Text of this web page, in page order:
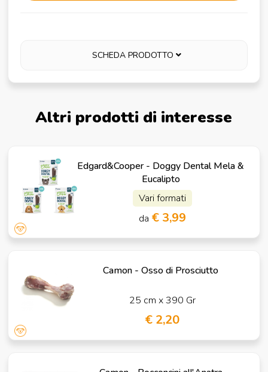
SCHEDA PRODOTTO
Altri prodotti di interesse
Edgard&Cooper - Doggy Dental Mela &
Eucalipto
Vari formati
da € 3,99
Camon - Osso di Prosciutto
25 cm x 390 Gr
€ 2,20